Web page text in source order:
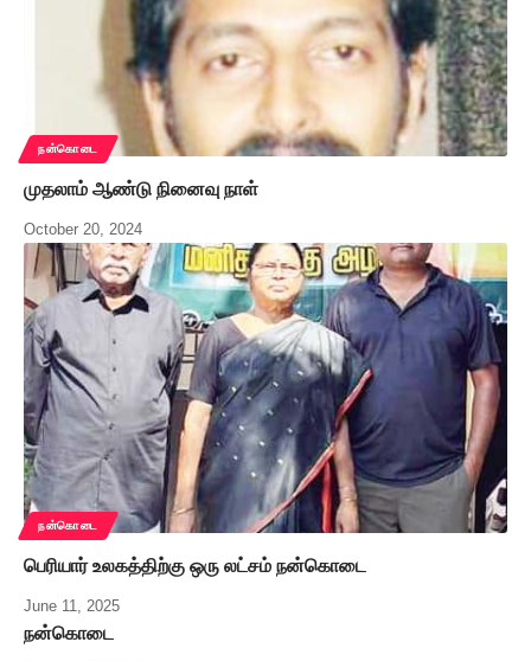
நன்கொடை
முதலாம் ஆண்டு நினைவு நாள்
October 20, 2024
நன்கொடை
பெரியார் உலகத்திற்கு ஒரு லட்சம் நன்கொடை
June 11, 2025
நன்கொடை